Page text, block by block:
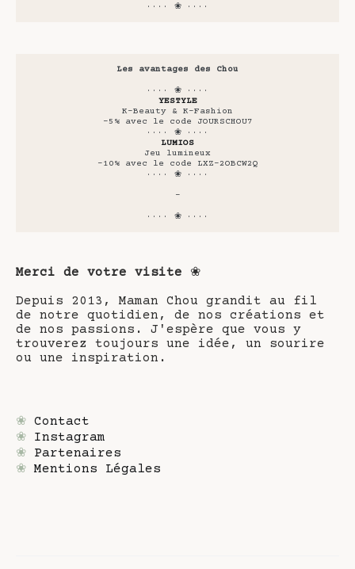
···· ❀ ····
Les avantages des Chou
···· ❀ ····
YESTYLE
K-Beauty & K-Fashion
-5% avec le code JOURSCHOU7
···· ❀ ····
LUMIOS
Jeu lumineux
-10% avec le code LXZ-2OBCW2Q
···· ❀ ····
-
···· ❀ ····
Merci de votre visite ❀
Depuis 2013, Maman Chou grandit au fil
de notre quotidien, de nos créations et
de nos passions. J'espère que vous y
trouverez toujours une idée, un sourire
ou une inspiration.
❀ Contact
❀ Instagram
❀ Partenaires
❀ Mentions Légales